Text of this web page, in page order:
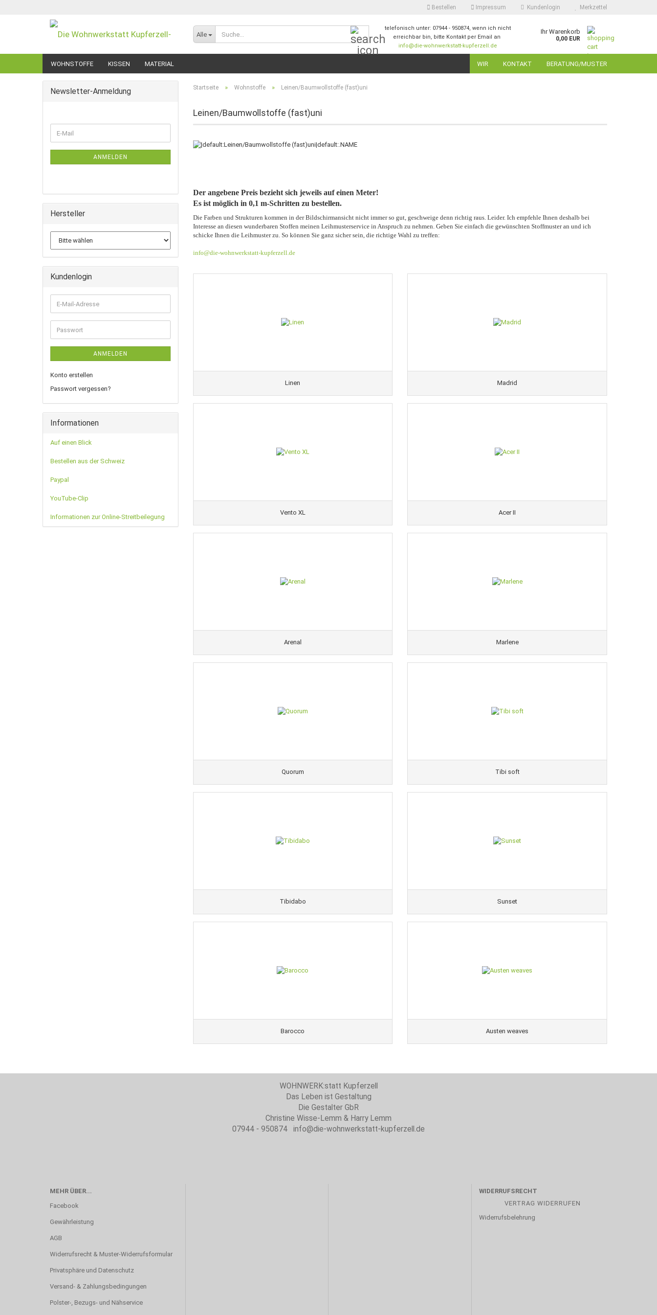
Bestellen Impressum Kundenlogin Merkzettel
Alle
Suche...telefonisch unter: 07944 - 950874, wenn ich nicht
erreichbar bin, bitte Kontakt per Email an
info@die-wohnwerkstatt-kupferzell.de
Ihr Warenkorb
0,00 EUR
WOHNSTOFFE KISSEN MATERIAL WIR KONTAKT BERATUNG/MUSTER
Startseite » Wohnstoffe » Leinen/Baumwollstoffe (fast)uni
Leinen/Baumwollstoffe (fast)uni
Der angebene Preis bezieht sich jeweils auf einen Meter!
Es ist möglich in 0,1 m-Schritten zu bestellen.
Die Farben und Strukturen kommen in der Bildschirmansicht nicht immer so gut, geschweige denn richtig raus. Leider. Ich empfehle Ihnen deshalb bei
Interesse an diesen wunderbaren Stoffen meinen Leihmusterservice in Anspruch zu nehmen. Geben Sie einfach die gewünschten Stoffmuster an und ich
schicke Ihnen die Leihmuster zu. So können Sie ganz sicher sein, die richtige Wahl zu treffen:
info@die-wohnwerkstatt-kupferzell.de
Linen Madrid
Vento XL Acer II
Arenal Marlene
Quorum Tibi soft
Tibidabo Sunset
Barocco Austen weaves
Newsletter-Anmeldung
ZUR
E-
Mail
ANMELDEN
Hersteller
Kundenlogin
E-
Mail-
Adresse
Passwort
ANMELDEN
Konto erstellen
Passwort vergessen?
Informationen
Auf einen Blick
Bestellen aus der Schweiz
Paypal
YouTube-Clip
Informationen zur Online-Streitbeilegung
WOHNWERK:statt Kupferzell
Das Leben ist Gestaltung
Die Gestalter GbR
Christine Wisse-Lemm & Harry Lemm
07944 - 950874 info@die-wohnwerkstatt-kupferzell.de
MEHR ÜBER...
Facebook
Gewährleistung
AGB
Widerrufsrecht & Muster-Widerrufsformular
Privatsphäre und Datenschutz
Versand- & Zahlungsbedingungen
Polster-, Bezugs- und Nähservice
WIDERRUFSRECHT
VERTRAG WIDERRUFEN
Widerrufsbelehrung